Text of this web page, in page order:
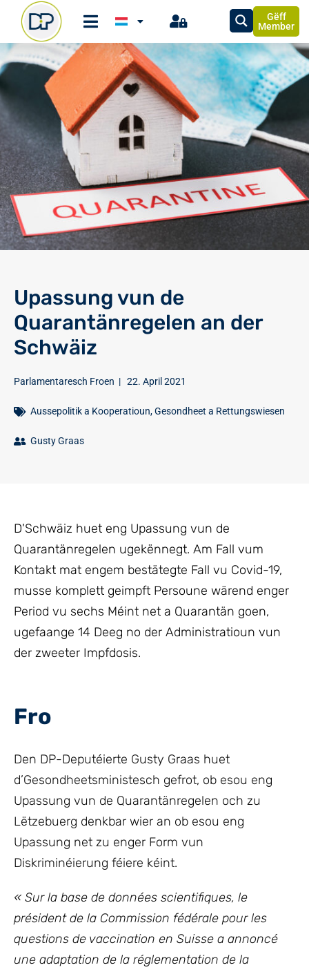
Gëff
Member
Upassung vun de
Quarantänregelen an der
Schwäiz
Parlamentaresch Froen | 22. April 2021
Aussepolitik a Kooperatioun,Gesondheet a Rettungswiesen
Gusty Graas
D'Schwäiz huet eng Upassung vun de
Quarantänregelen ugekënnegt. Am Fall vum
Kontakt mat engem bestätegte Fall vu Covid-19,
musse komplett geimpft Persoune wärend enger
Period vu sechs Méint net a Quarantän goen,
ugefaange 14 Deeg no der Administratioun vun
der zweeter Impfdosis.
Fro
Den DP-Deputéierte Gusty Graas huet
d’Gesondheetsministesch gefrot, ob esou eng
Upassung vun de Quarantänregelen och zu
Lëtzebuerg denkbar wier an ob esou eng
Upassung net zu enger Form vun
Diskriminéierung féiere kéint.
« Sur la base de données scientifiques, le
président de la Commission fédérale pour les
questions de vaccination en Suisse a annoncé
une adaptation de la réglementation de la